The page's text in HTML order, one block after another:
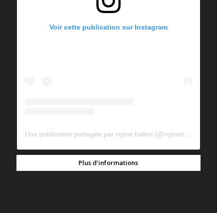
Voir cette publication sur Instagram
Plus d’informations